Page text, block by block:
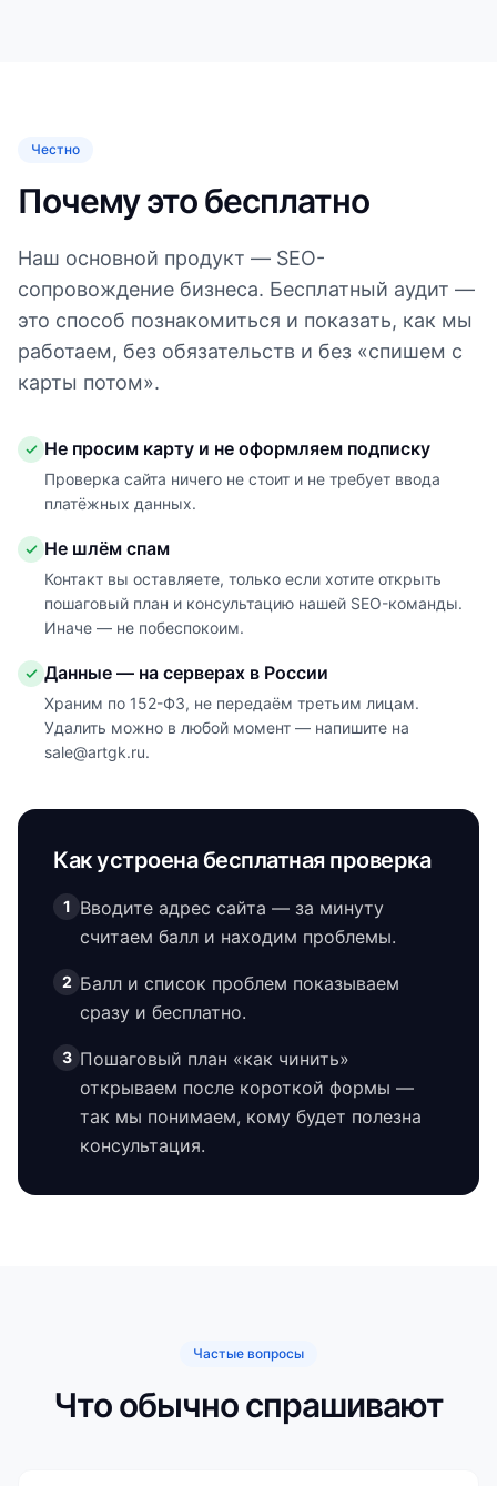
Честно
Почему это бесплатно
Наш основной продукт — SEO-
сопровождение бизнеса. Бесплатный аудит —
это способ познакомиться и показать, как мы
работаем, без обязательств и без «спишем с
карты потом».
Не просим карту и не оформляем подписку
Проверка сайта ничего не стоит и не требует ввода
платёжных данных.
Не шлём спам
Контакт вы оставляете, только если хотите открыть
пошаговый план и консультацию нашей SEO-команды.
Иначе — не побеспокоим.
Данные — на серверах в России
Храним по 152-ФЗ, не передаём третьим лицам.
Удалить можно в любой момент — напишите на
sale@artgk.ru.
Как устроена бесплатная проверка
1 Вводите адрес сайта — за минуту
считаем балл и находим проблемы.
2 Балл и список проблем показываем
сразу и бесплатно.
3 Пошаговый план «как чинить»
открываем после короткой формы —
так мы понимаем, кому будет полезна
консультация.
Частые вопросы
Что обычно спрашивают